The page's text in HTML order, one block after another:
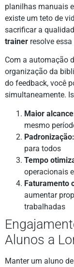
planilhas manuais
existe um teto de
sacrificar a
trainer resolve
Com a automação
organização da
do feedback, você
simultaneamente.
Maior
mesmo
Padronização:
para todos
Tempo
operacionais
Faturamento
aumentar
trabalhadas
Alunos a
Manter um aluno